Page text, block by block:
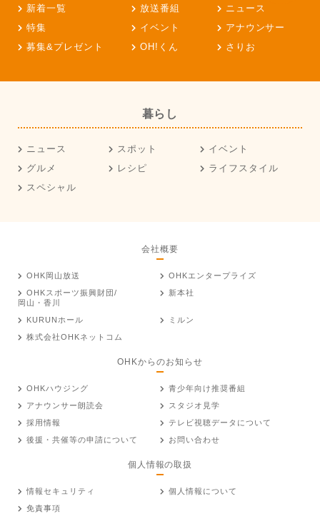
新着一覧 放送番組
ニュース
特集
イベント
アナウンサー
募集&プレゼント
OH!くん さりお
暮らし
ニュース スポット
イベント
グルメ
レシピ
ライフスタイル
スペシャル
会社概要
OHK岡山放送
OHKエンタープライズ
OHKスポーツ振興財団/
岡山・香川
新本社
KURUNホール
ミルン
株式会社OHKネットコム
OHKからのお知らせ
OHKハウジング
青少年向け推奨番組
アナウンサー朗読会
スタジオ見学
採用情報
テレビ視聴データについて
後援・共催等の申請について
お問い合わせ
個人情報の取扱
情報セキュリティ
個人情報について
免責事項